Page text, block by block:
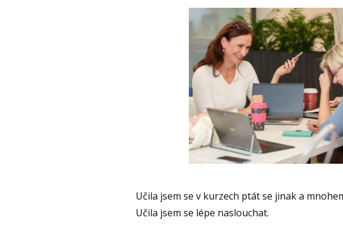
Učila jsem se v kurzech ptát se jinak a
Učila jsem se lépe naslouchat.